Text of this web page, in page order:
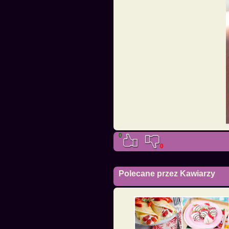
0
0
Polecane przez Kawiarzy